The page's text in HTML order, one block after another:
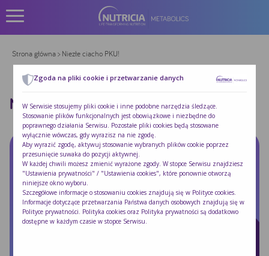
Strona główna> Niezłe ciacho PKU!
NIEZŁE CIACHO PKU!
Zgoda na pliki cookie i przetwarzanie danych
W Serwisie stosujemy pliki cookie i inne podobne narzędzia śledzące.
Stosowanie plików funkcjonalnych jest obowiązkowe i niezbędne do
poprawnego działania Serwisu. Pozostałe pliki cookies będą stosowane
wyłącznie wówczas, gdy wyrazisz na nie zgodę.
Aby wyrazić zgodę, aktywuj stosowanie wybranych plików cookie poprzez
przesunięcie suwaka do pozycji aktywnej.
W każdej chwili możesz zmienić wyrażone zgody. W stopce Serwisu znajdziesz
"Ustawienia prywatności" / "Ustawienia cookies", które ponownie otworzą
niniejsze okno wyboru.
Szczegółowe informacje o stosowaniu cookies znajdują się w Polityce cookies
Informacje dotyczące przetwarzania Państwa danych osobowych znajdują się w
Polityce prywatności . Polityka cookies oraz Polityka prywatności są dodatkowo
dostępne w każdym czasie w stopce Serwisu.